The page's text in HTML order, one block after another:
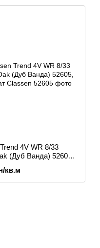
4V WR 8/33
(Дуб Ванда) 52605,
кв.м